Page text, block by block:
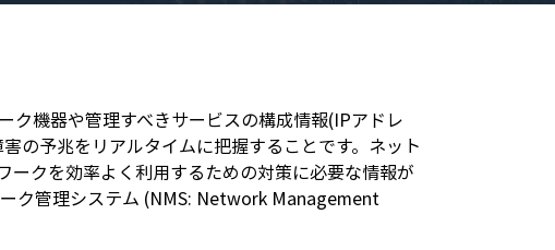
ク機器や管理すべきサービスの構成情報(IPアドレ
の予兆をリアルタイムに把握することです。ネット
ークを効率よく利用するための対策に必要な情報が
ク管理システム (NMS: Network Management